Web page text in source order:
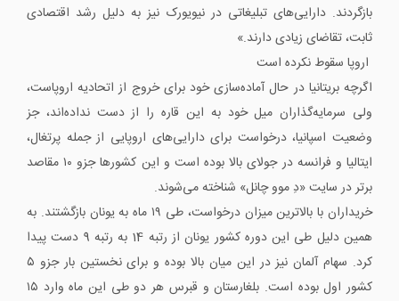
بازگردند. دارایی‌های تبلیغاتی در نیویورک نیز به دلیل رشد اقتصادی
ثابت، تقاضای زیادی دارند.»
اروپا سقوط نکرده است
اگرچه بریتانیا در حال آماده‌سازی خود برای خروج از اتحادیه اروپاست،
ولی سرمایه‌گذاران میل خود به این قاره را از دست نداده‌اند، جز
وضعیت اسپانیا، درخواست برای دارایی‌های اروپایی از جمله پرتغال،
ایتالیا و فرانسه در جولای بالا بوده است و این کشورها جزو ۱۰ مقاصد
برتر در سایت «دِ موو چانل» شناخته می‌شوند.
خریداران با بالاترین میزان درخواست، طی ۱۹ ماه به یونان بازگشتند. به
همین دلیل طی این دوره کشور یونان از رتبه 14 به رتبه 9 دست پیدا
کرد. سهام آلمان نیز در این میان بالا بوده و برای نخستین بار جزو ۵
کشور اول بوده است. بلغارستان و قبرس هر دو طی این ماه وارد ۱۵